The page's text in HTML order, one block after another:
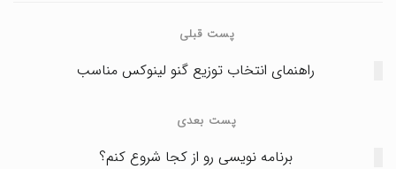
پست قبلی
راهنمای انتخاب توزیع گنو لینوکس مناسب
پست بعدی
برنامه نویسی رو از کجا شروع کنم؟